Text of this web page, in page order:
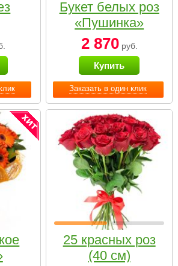
Заказать в один клик
Букет белых роз
«Пушинка»
2 870руб.
Купить
25 красных роз
(40 см)